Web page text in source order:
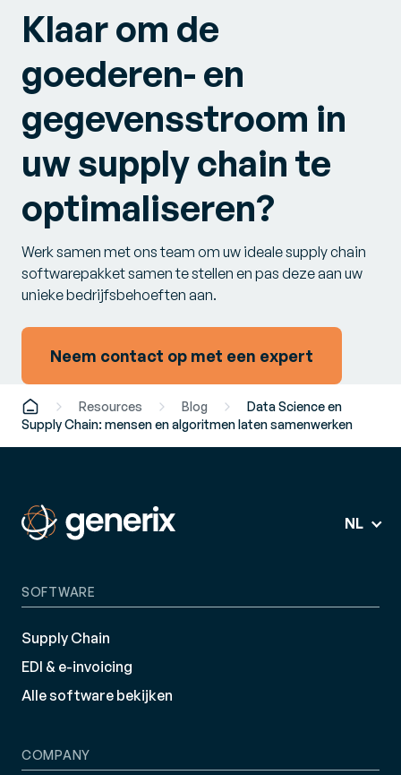
Klaar om de
goederen- en
gegevensstroom in
uw supply chain te
optimaliseren?
Werk samen met ons team om uw ideale supply chain
softwarepakket samen te stellen en pas deze aan uw
unieke bedrijfsbehoeften aan.
Neem contact op met een expert
Resources Blog
Data Science en
Supply Chain: mensen en algoritmen laten samenwerken
NL
SOFTWARE
Supply Chain
EDI & e-invoicing
Alle software bekijken
COMPANY